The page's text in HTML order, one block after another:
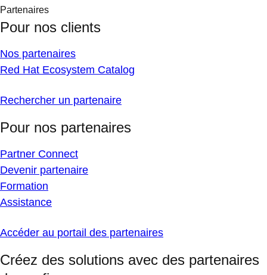
Partenaires
Pour nos clients
Nos partenaires
Red Hat Ecosystem Catalog
Rechercher un partenaire
Pour nos partenaires
Partner Connect
Devenir partenaire
Formation
Assistance
Accéder au portail des partenaires
Créez des solutions avec des partenaires